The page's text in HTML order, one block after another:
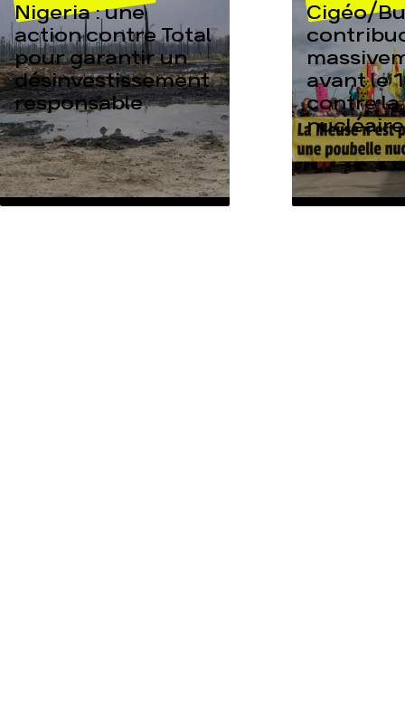
Nigeria : une
action contre Total
pour garantir un
désinvestissement
responsable
Cigéo/
avant le
contre la
nucléaire